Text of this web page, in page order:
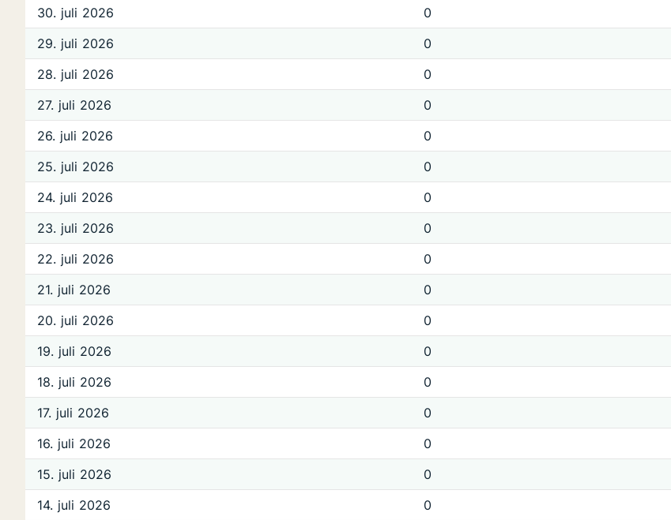
30. juli 2026
0
29. juli 2026
0
28. juli 2026
0
27. juli 2026
0
26. juli 2026
0
25. juli 2026
0
24. juli 2026
0
23. juli 2026
0
22. juli 2026
0
21. juli 2026
0
20. juli 2026
0
19. juli 2026
0
18. juli 2026
0
17. juli 2026
0
16. juli 2026
0
15. juli 2026
0
14. juli 2026
0